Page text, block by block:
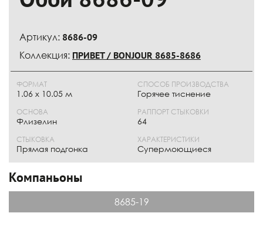
Артикул: 8686-09
Коллекция: ПРИВЕТ / BONJOUR 8685-8686
ФОРМАТ
1.06 x 10.05 м
ОСНОВА
Флизелин
СПОСОБ ПРОИЗВОДСТВА
Горячее тиснение
РАППОРТ СТЫКОВКИ
64
СТЫКОВКА
Прямая подгонка
ХАРАКТЕРИСТИКИ
Супермоющиеся
Компаньоны
8685-19